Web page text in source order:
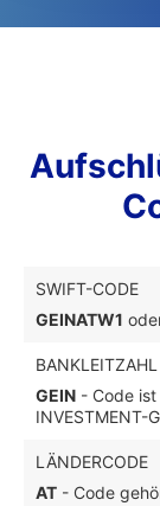
SWIFT-CODE
GEINATW1
BANKLEITZAHL
GEIN - Code ist
INVESTMENT-
LÄNDERCODE
AT - Code